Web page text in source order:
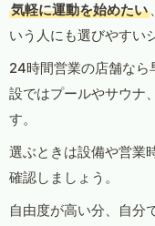
気軽に運動を始めたい 、
いう人にも選びやすい
24時間営業の店舗なら
設ではプールやサウナ
す。
選ぶときは設備や営業
確認しましょう。
自由度が高い分、自分